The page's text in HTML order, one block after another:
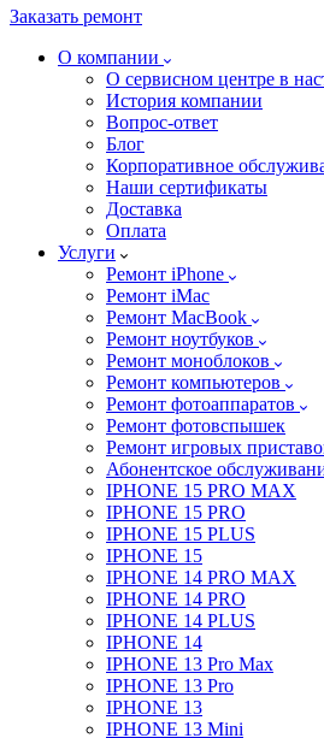
Заказать ремонт
О компании
О сервисном центре в
История компании
Вопрос-ответ
Блог
Корпоративное
Наши сертификаты
Доставка
Оплата
Услуги
Ремонт iPhone
Ремонт iMac
Ремонт MacBook
Ремонт ноутбуков
Ремонт моноблоков
Ремонт компьютеров
Ремонт фотоаппаратов
Ремонт фотовспышек
Ремонт игровых
Абонентское
IPHONE 15 PRO MAX
IPHONE 15 PRO
IPHONE 15 PLUS
IPHONE 15
IPHONE 14 PRO MAX
IPHONE 14 PRO
IPHONE 14 PLUS
IPHONE 14
IPHONE 13 Pro Max
IPHONE 13 Pro
IPHONE 13
IPHONE 13 Mini